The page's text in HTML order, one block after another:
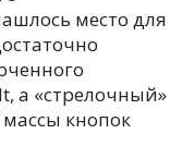
место для
а «стрелочный»
кнопок